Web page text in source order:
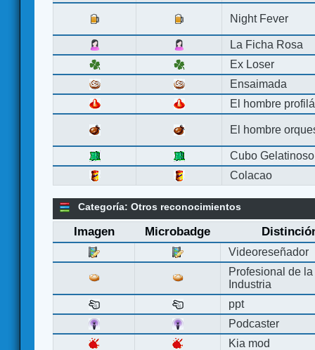
Night Fever
La Ficha Rosa
Ex Loser
Ensaimada
El hombre
El hombre
Cubo Gelatinoso
Colacao
Categoría: Otros reconocimientos
Imagen Microbadge
Videoreseñador
Profesional de la
Industria
ppt
Podcaster
Kia mod